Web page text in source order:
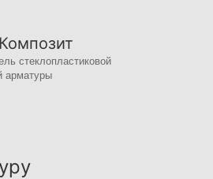
стеклопластиковой
арматуры